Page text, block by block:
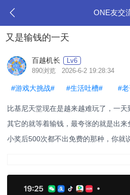
ONE友交
又是输钱的一天
百越机长
Lv6
890浏览 2026-6-2 19:28:34
#游戏大挑战# #生活吐槽# #
比基尼天堂现在是越来越难玩了，一天
其它的就等着输钱，最夸张的就是出
小奖后500次都不出免费的那种，你就